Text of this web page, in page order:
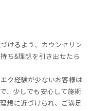
けるよう、カウンセリン
ち&理想を引き出せたら
ク経験が少ないお客様は
、少しでも安心して施術
想に近づけられ、ご満足